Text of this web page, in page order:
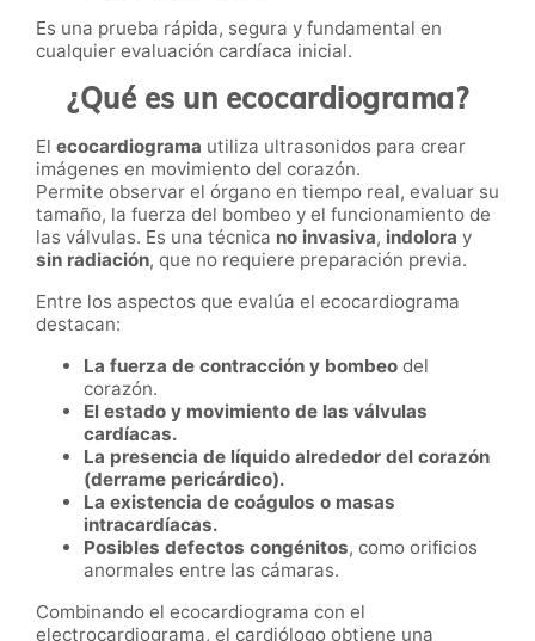
Es una prueba rápida, segura y fundamental en
cualquier evaluación cardíaca inicial.
¿Qué es un ecocardiograma?
El ecocardiograma utiliza ultrasonidos para crear
imágenes en movimiento del corazón.
Permite observar el órgano en tiempo real, evaluar su
tamaño, la fuerza del bombeo y el funcionamiento de
las válvulas. Es una técnica no invasiva, indolora y
sin radiación, que no requiere preparación previa.
Entre los aspectos que evalúa el ecocardiograma
destacan:
La fuerza de contracción y bombeo del
corazón.
El estado y movimiento de las válvulas
cardíacas.
La presencia de líquido alrededor del corazón
(derrame pericárdico).
La existencia de coágulos o masas
intracardíacas.
Posibles defectos congénitos, como orificios
anormales entre las cámaras.
Combinando el ecocardiograma con el
electrocardiograma, el cardiólogo obtiene una